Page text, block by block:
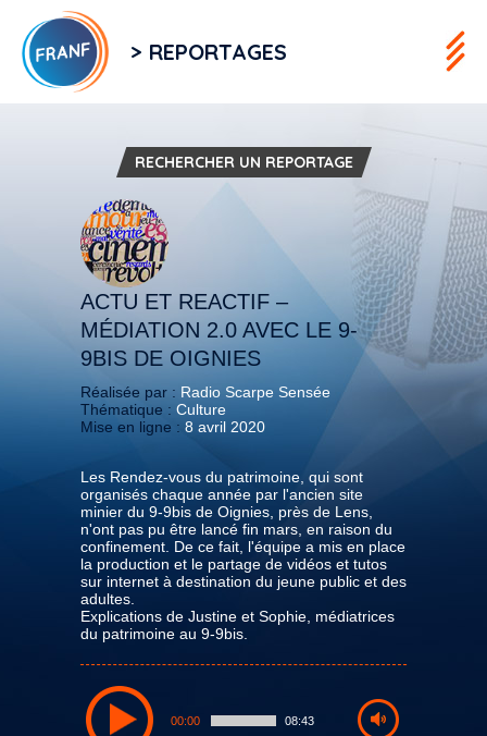
> REPORTAGES
RECHERCHER UN REPORTAGE
ACTU ET REACTIF –
MÉDIATION 2.0 AVEC LE 9-
9BIS DE OIGNIES
Réalisée par : Radio Scarpe Sensée
Thématique : Culture
Mise en ligne : 8 avril 2020
Les Rendez-vous du patrimoine, qui sont
organisés chaque année par l'ancien site
minier du 9-9bis de Oignies, près de Lens,
n'ont pas pu être lancé fin mars, en raison du
confinement. De ce fait, l'équipe a mis en place
la production et le partage de vidéos et tutos
sur internet à destination du jeune public et des
adultes.
Explications de Justine et Sophie, médiatrices
du patrimoine au 9-9bis.
00:00 08:43